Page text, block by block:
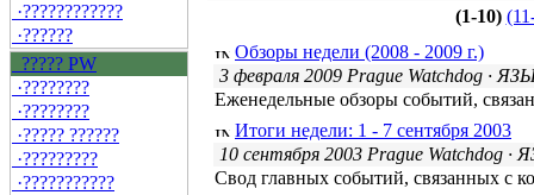
·????????????
·??????
????? PW
·????????
·????????
·????? ??????
·?????????
·???????????
(1-10)
Обзоры недели (2008 - 2009 г.)
3 февраля 2009 Prague Watchdog ·
Еженедельные обзоры событий,
Итоги недели: 1 - 7 сентября 2003
10 сентября 2003 Prague Watchdog ·
Свод главных событий, связанных с